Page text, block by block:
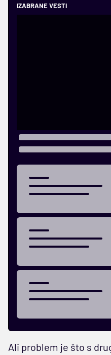
IZABRANE VESTI
Ali problem je što s